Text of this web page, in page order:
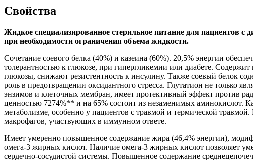
Свойства
Жидкое специализированное стерильное питание для пациентов
при необходимости ограничения объема жидкости.
Сочетание соевого белка (40%) и казеина (60%). 20,5% энергии
толерантностью к глюкозе, при гипергликемии или диабете.
глюкозы, снижают резистентность к инсулину. Также соевый белок
роль в предотвращении оксидантного стресса. Глутатион не только
энзимов и клеточных мембран, имеет протективный эффект против
ценностью 7274%** и на 65% состоит из незаменимых аминокислот.
метаболизме, особенно у пациентов с травмой и термической
макрофагов, участвующих в иммунном ответе.
Имеет умеренно повышенное содержание жира (46,4% энергии),
омега-3 жирных кислот. Наличие омега-3 жирных кислот позволяет
сердечно-сосудистой системы. Повышенное содержание